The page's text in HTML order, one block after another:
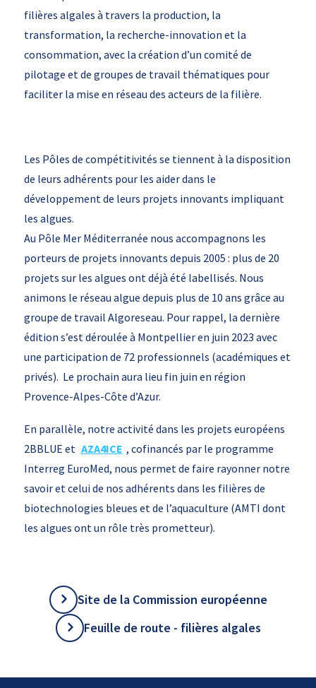
filières algales à travers la production, la
transformation, la recherche-innovation et la
consommation, avec la création d’un comité de
pilotage et de groupes de travail thématiques pour
faciliter la mise en réseau des acteurs de la filière.
Les Pôles de compétitivités se tiennent à la disposition
de leurs adhérents pour les aider dans le
développement de leurs projets innovants impliquant
les algues.
Au Pôle Mer Méditerranée nous accompagnons les
porteurs de projets innovants depuis 2005 : plus de 20
projets sur les algues ont déjà été labellisés. Nous
animons le réseau algue depuis plus de 10 ans grâce au
groupe de travail Algoreseau. Pour rappel, la dernière
édition s’est déroulée à Montpellier en juin 2023 avec
une participation de 72 professionnels (académiques et
privés). Le prochain aura lieu fin juin en région
Provence-Alpes-Côte d’Azur.
En parallèle, notre activité dans les projets européens
2BBLUE et AZA4ICE , cofinancés par le programme
Interreg EuroMed, nous permet de faire rayonner notre
savoir et celui de nos adhérents dans les filières de
biotechnologies bleues et de l’aquaculture (AMTI dont
les algues ont un rôle très prometteur).
Site de la Commission européenne
Feuille de route - filières algales